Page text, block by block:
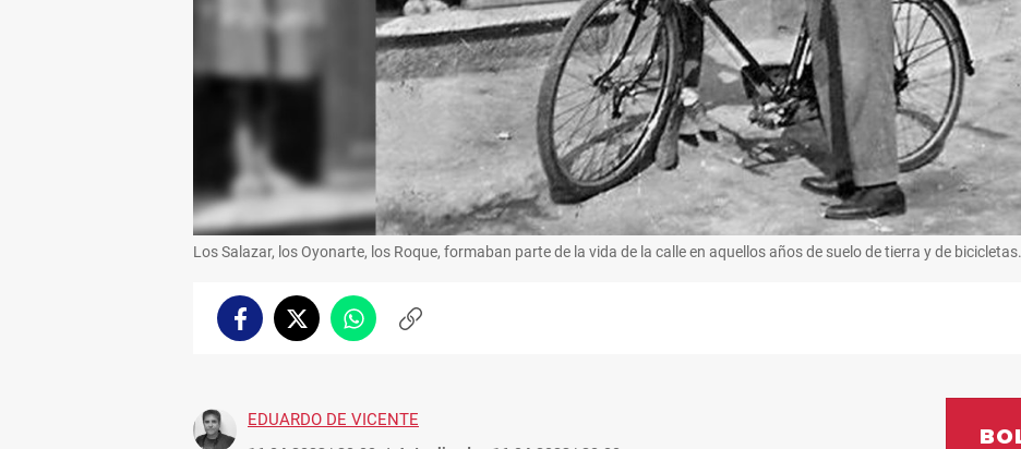
Los Salazar, los Oyonarte, los Roque, formaban parte de la vida de la calle en aquellos años de suelo de tierra y de bicicletas.
FacebookTwitterWhatsappCopiar
EDUARDO DE VICENTE